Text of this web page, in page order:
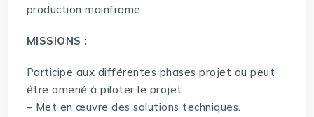
production mainframe
MISSIONS :
Participe aux différentes phases projet ou peut
être amené à piloter le projet
– Met en œuvre des solutions techniques.